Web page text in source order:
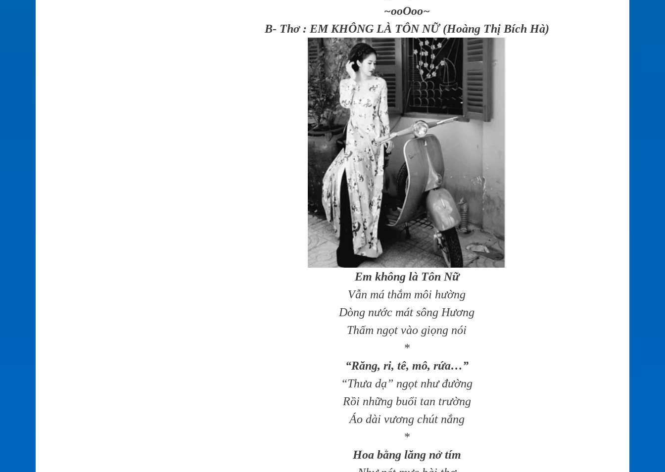
~ooOoo~
B- Thơ : EM KHÔNG LÀ TÔN NỮ (Hoàng Thị Bích Hà)
Em không là Tôn Nữ
Vẫn má thắm môi hường
Dòng nước mát sông Hương
Thấm ngọt vào giọng nói
*
“Răng, ri, tê, mô, rứa…”
“Thưa dạ” ngọt như đường
Rồi những buổi tan trường
Áo dài vương chút nắng
*
Hoa bằng lăng nở tím